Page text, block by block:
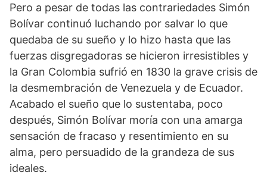
Pero a pesar de todas las contrariedades Simón
Bolívar continuó luchando por salvar lo que
quedaba de su sueño y lo hizo hasta que las
fuerzas disgregadoras se hicieron irresistibles y
la Gran Colombia sufrió en 1830 la grave crisis de
la desmembración de Venezuela y de Ecuador.
Acabado el sueño que lo sustentaba, poco
después, Simón Bolívar moría con una amarga
sensación de fracaso y resentimiento en su
alma, pero persuadido de la grandeza de sus
ideales.